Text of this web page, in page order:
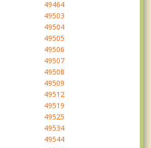
49464
49503
49504
49505
49506
49507
49508
49509
49512
49519
49525
49534
49544